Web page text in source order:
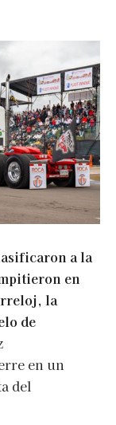
a la
en
la
de
en un
del